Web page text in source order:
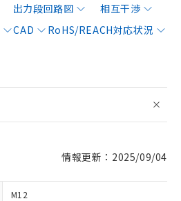
出力段回路図
相互干渉
CAD
RoHS/REACH対応状況
情報更新：2025/09/04
M12